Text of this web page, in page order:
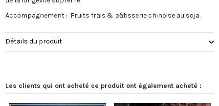
Accompagnement : Fruits frais & pâtisserie chinoise au soja.
Détails du produit
Les clients qui ont acheté ce produit ont également acheté :